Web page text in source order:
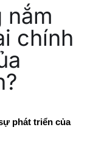
nắm
chính
phát triển của